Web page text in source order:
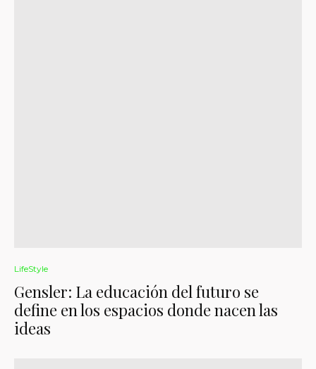
LifeStyle
Gensler: La educación del futuro se
define en los espacios donde nacen las
ideas